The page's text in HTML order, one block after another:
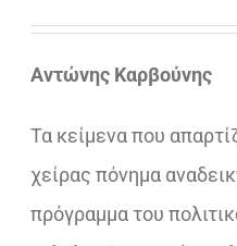
Αντώνης Καρβούνης
Τα κείμενα που
χείρας πόνημα
πρόγραμμα του